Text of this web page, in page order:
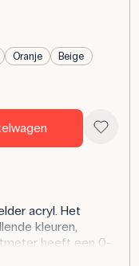
Oranje
Beige
acryl. Het
kleuren,
heeft een 0-